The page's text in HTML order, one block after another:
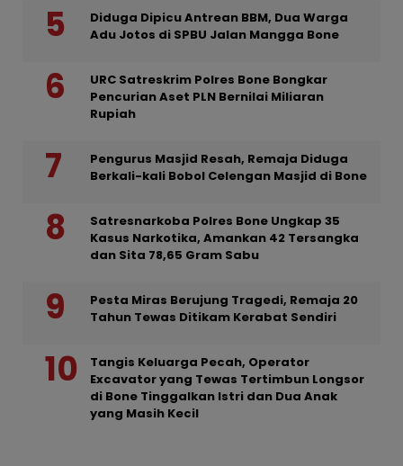
Diduga Dipicu Antrean BBM, Dua Warga
Adu Jotos di SPBU Jalan Mangga Bone
URC Satreskrim Polres Bone Bongkar
Pencurian Aset PLN Bernilai Miliaran
Rupiah
Pengurus Masjid Resah, Remaja Diduga
Berkali-kali Bobol Celengan Masjid di Bone
Satresnarkoba Polres Bone Ungkap 35
Kasus Narkotika, Amankan 42 Tersangka
dan Sita 78,65 Gram Sabu
Pesta Miras Berujung Tragedi, Remaja 20
Tahun Tewas Ditikam Kerabat Sendiri
Tangis Keluarga Pecah, Operator
Excavator yang Tewas Tertimbun Longsor
di Bone Tinggalkan Istri dan Dua Anak
yang Masih Kecil